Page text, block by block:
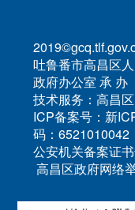
吐鲁番市高昌区
政府办公室 承 办
技术服务：高昌
ICP备案号：新
码：6521010042
公安机关备案证
高昌区政府网络